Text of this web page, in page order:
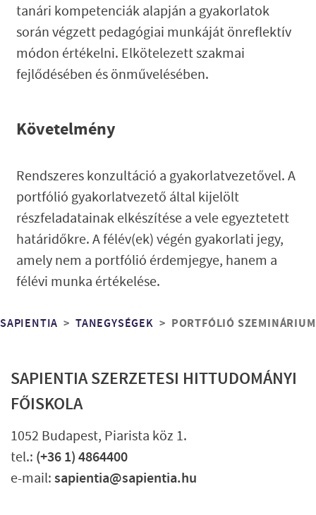
tanári kompetenciák alapján a gyakorlatok
során végzett pedagógiai munkáját önreflektív
módon értékelni. Elkötelezett szakmai
fejlődésében és önművelésében.
Követelmény
Rendszeres konzultáció a gyakorlatvezetővel. A
portfólió gyakorlatvezető által kijelölt
részfeladatainak elkészítése a vele egyeztetett
határidőkre. A félév(ek) végén gyakorlati jegy,
amely nem a portfólió érdemjegye, hanem a
félévi munka értékelése.
Morzsa
SAPIENTIA TANEGYSÉGEK PORTFÓLIÓ SZEMINÁRIUM
SAPIENTIA SZERZETESI HITTUDOMÁNYI
FŐISKOLA
1052 Budapest, Piarista köz 1.
tel.: (+36 1) 4864400
e-mail:sapientia@sapientia.hu